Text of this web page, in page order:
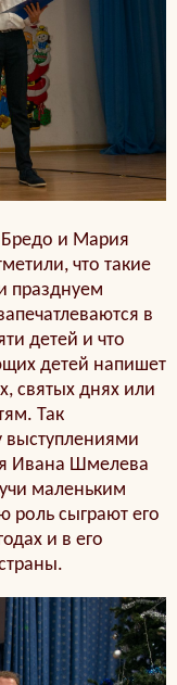
и Мария
что такие
празднуем
в
детей и что
детей напишет
святых днях или
Так
Ивана Шмелева
маленьким
роль сыграют его
и в его